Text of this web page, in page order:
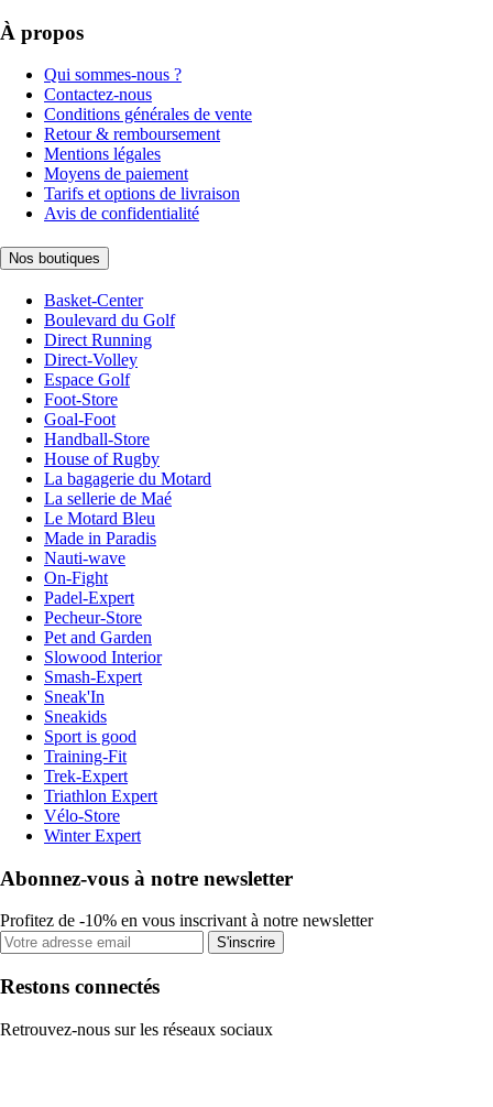
À propos
Qui sommes-nous ?
Contactez-nous
Conditions générales de vente
Retour & remboursement
Mentions légales
Moyens de paiement
Tarifs et options de livraison
Avis de confidentialité
Nos boutiques
Basket-Center
Boulevard du Golf
Direct Running
Direct-Volley
Espace Golf
Foot-Store
Goal-Foot
Handball-Store
House of Rugby
La bagagerie du Motard
La sellerie de Maé
Le Motard Bleu
Made in Paradis
Nauti-wave
On-Fight
Padel-Expert
Pecheur-Store
Pet and Garden
Slowood Interior
Smash-Expert
Sneak'In
Sneakids
Sport is good
Training-Fit
Trek-Expert
Triathlon Expert
Vélo-Store
Winter Expert
Abonnez-vous à notre newsletter
Profitez de -10% en vous inscrivant à notre newsletter
S'inscrire
Restons connectés
Retrouvez-nous sur les réseaux sociaux